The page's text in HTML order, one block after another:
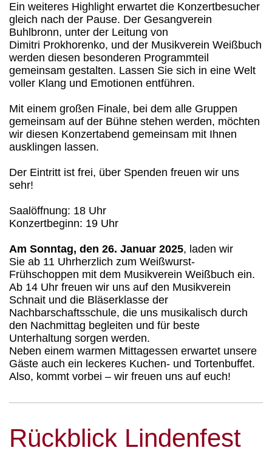
Ein weiteres Highlight erwartet die Konzertbesucher
gleich nach der Pause. Der Gesangverein
Buhlbronn, unter der Leitung von
Dimitri Prokhorenko, und der Musikverein Weißbuch
werden diesen besonderen Programmteil
gemeinsam gestalten. Lassen Sie sich in eine Welt
voller Klang und Emotionen entführen.
Mit einem großen Finale, bei dem alle Gruppen
gemeinsam auf der Bühne stehen werden, möchten
wir diesen Konzertabend gemeinsam mit Ihnen
ausklingen lassen.
Der Eintritt ist frei, über Spenden freuen wir uns
sehr!
Saalöffnung: 18 Uhr
Konzertbeginn: 19 Uhr
Am Sonntag, den 26. Januar 2025, laden wir
Sie ab 11 Uhrherzlich zum Weißwurst-
Frühschoppen mit dem Musikverein Weißbuch ein.
Ab 14 Uhr freuen wir uns auf den Musikverein
Schnait und die Bläserklasse der
Nachbarschaftsschule, die uns musikalisch durch
den Nachmittag begleiten und für beste
Unterhaltung sorgen werden.
Neben einem warmen Mittagessen erwartet unsere
Gäste auch ein leckeres Kuchen- und Tortenbuffet.
Also, kommt vorbei – wir freuen uns auf euch!
Rückblick Lindenfest